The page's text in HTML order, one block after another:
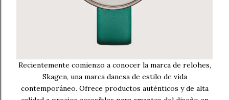
Recientemente comienzo a conocer la marca de relohes,
Skagen, una marca danesa de estilo de vida
contemporáneo. Ofrece productos auténticos y de alta